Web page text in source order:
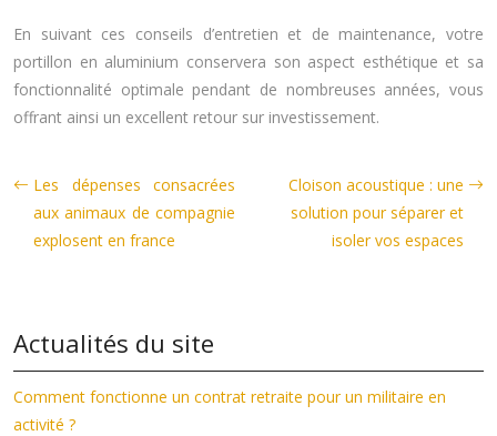
En suivant ces conseils d’entretien et de maintenance, votre
portillon en aluminium conservera son aspect esthétique et sa
fonctionnalité optimale pendant de nombreuses années, vous
offrant ainsi un excellent retour sur investissement.
Les dépenses consacrées
aux animaux de compagnie
explosent en france
Cloison acoustique : une
solution pour séparer et
isoler vos espaces
Actualités du site
Comment fonctionne un contrat retraite pour un militaire en
activité ?